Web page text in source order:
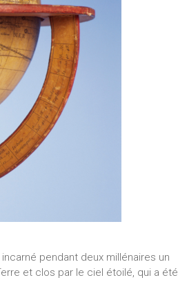
pendant deux millénaires un
et clos par le ciel étoilé, qui a été